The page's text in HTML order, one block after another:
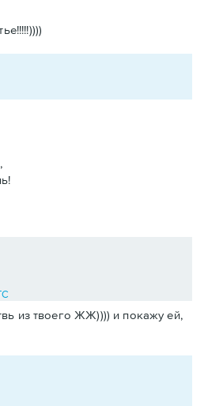
из твоего ЖЖ)))) и покажу ей,